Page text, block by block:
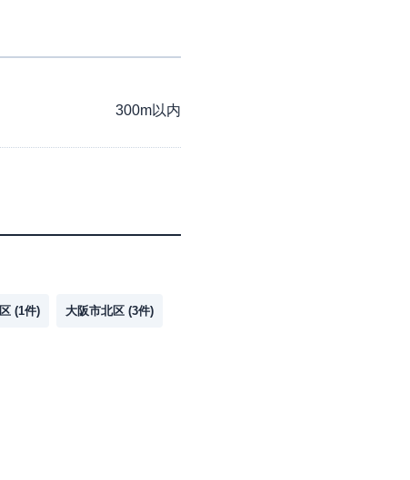
300m以内
(1件) 大阪市北区 (3件)